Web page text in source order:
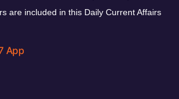
are included in this Daily Current Affairs
App